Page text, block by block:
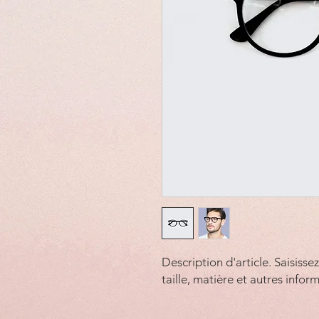
Description d'article.
taille, matière et autres